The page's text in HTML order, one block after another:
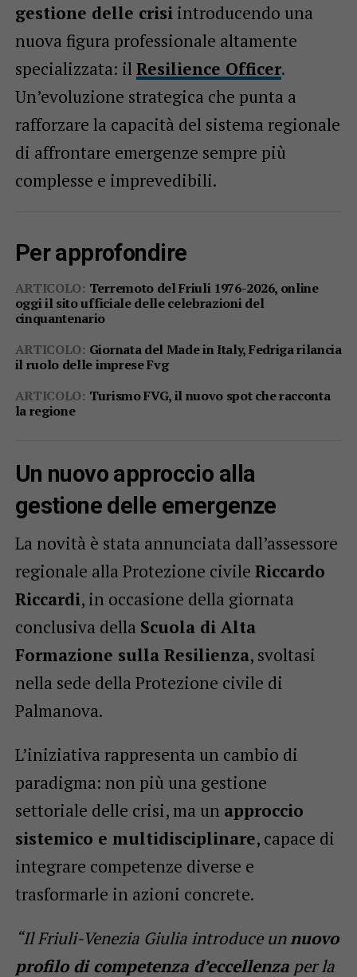
gestione delle crisiintroducendo una
nuova figura professionale altamente
specializzata: il Resilience Officer.
Un’evoluzione strategica che punta a
rafforzare la capacità del sistema regionale
di affrontare emergenze sempre più
complesse e imprevedibili.
Per approfondire
ARTICOLO: Terremoto del Friuli 1976-2026, online
oggi il sito ufficiale delle celebrazioni del
cinquantenario
ARTICOLO: Giornata del Made in Italy, Fedriga rilancia
il ruolo delle imprese Fvg
ARTICOLO: Turismo FVG, il nuovo spot che racconta
la regione
Un nuovo approccio alla
gestione delle emergenze
La novità è stata annunciata dall’assessore
regionale alla Protezione civile Riccardo
Riccardi, in occasione della giornata
conclusiva della Scuola di Alta
Formazione sulla Resilienza, svoltasi
nella sede della Protezione civile di
Palmanova.
L’iniziativa rappresenta un cambio di
paradigma: non più una gestione
settoriale delle crisi, ma un approccio
sistemico e multidisciplinare, capace di
integrare competenze diverse e
trasformarle in azioni concrete.
“Il Friuli-Venezia Giulia introduce unnuovo
profilo di competenza d’eccellenzaper la